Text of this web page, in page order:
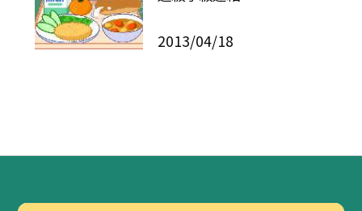
2013/04/18